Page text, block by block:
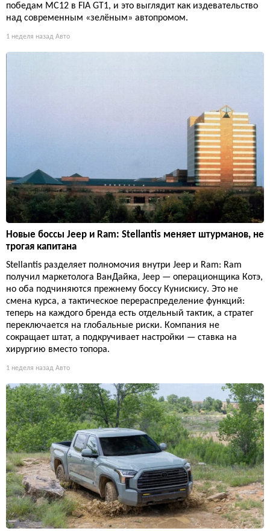
победам MC12 в FIA GT1, и это выглядит как издевательство
над современным «зелёным» автопромом.
1 неделя назад Авто
Новые боссы Jeep и Ram: Stellantis меняет штурманов, не
трогая капитана
Stellantis разделяет полномочия внутри Jeep и Ram: Ram
получил маркетолога ВанДайка, Jeep — операционщика Котэ,
но оба подчиняются прежнему боссу Кунискису. Это не
смена курса, а тактическое перераспределение функций:
теперь на каждого бренда есть отдельный тактик, а стратег
переключается на глобальные риски. Компания не
сокращает штат, а подкручивает настройки — ставка на
хирургию вместо топора.
1 неделя назад Авто